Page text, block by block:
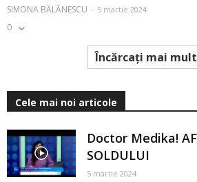
SIMONA BĂLĂNESCU - 5 martie 2024
0
Încărcați mai
Cele mai noi articole
Doctor Medika!
SOLDULUI
5 martie 2024